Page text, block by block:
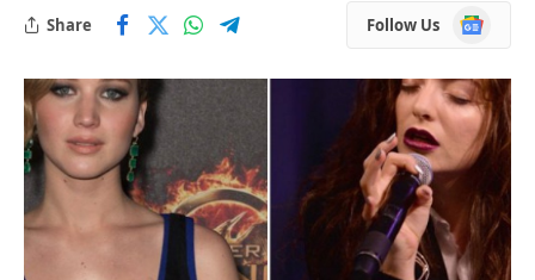
Share Follow Us
Google
News